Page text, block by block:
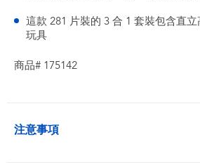
這款 281 片裝的 3 合 1 套裝包含直
玩具
商品# 175142
注意事項